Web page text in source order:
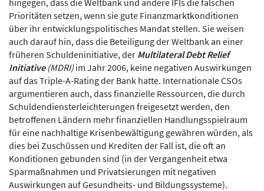
Prioritäten setzen, wenn sie gute Finanzmarktkonditionen
über ihr entwicklungspolitisches Mandat stellen. Sie weisen
auch darauf hin, dass die Beteiligung der Weltbank an einer
früheren Schuldeninitiative, der Multilateral Debt Relief
Initiative(MDRI) im Jahr 2006, keine negativen Auswirkungen
auf das Triple-A-Rating der Bank hatte. Internationale CSOs
argumentieren auch, dass finanzielle Ressourcen, die durch
Schuldendiensterleichterungen freigesetzt werden, den
betroffenen Ländern mehr finanziellen Handlungsspielraum
für eine nachhaltige Krisenbewältigung gewähren würden, als
dies bei Zuschüssen und Krediten der Fall ist, die oft an
Konditionen gebunden sind (in der Vergangenheit etwa
Sparmaßnahmen und Privatsierungen mit negativen
Auswirkungen auf Gesundheits- und Bildungssysteme).